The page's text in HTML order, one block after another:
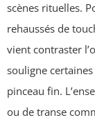
scènes rituelles.
rehaussés de
vient contraster
souligne
pinceau fin.
ou de transe